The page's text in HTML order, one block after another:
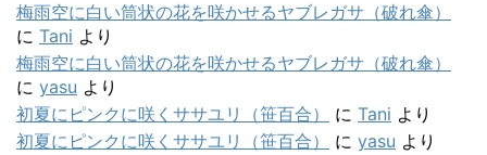
梅雨空に白い筒状の花を咲かせるヤブレガサ（破れ傘）
に Tani より
梅雨空に白い筒状の花を咲かせるヤブレガサ（破れ傘）
に yasu より
初夏にピンクに咲くササユリ（笹百合）
に Tani より
初夏にピンクに咲くササユリ（笹百合）
に yasu より